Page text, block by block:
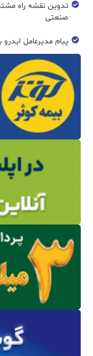
تدوین نقشه راه
صنعتی
پیام مدیرعامل